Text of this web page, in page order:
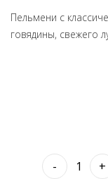
Пельмени с
говядины, свежего
- +